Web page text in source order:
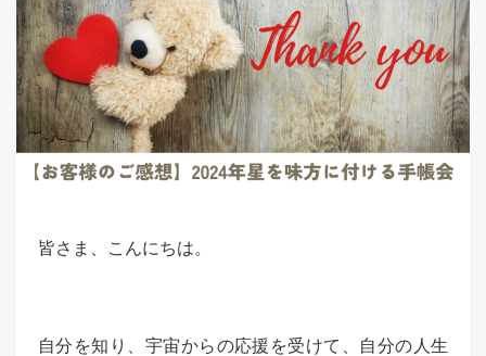
皆さま、こんにちは。
自分を知り、宇宙からの応援を受けて、自分の人生